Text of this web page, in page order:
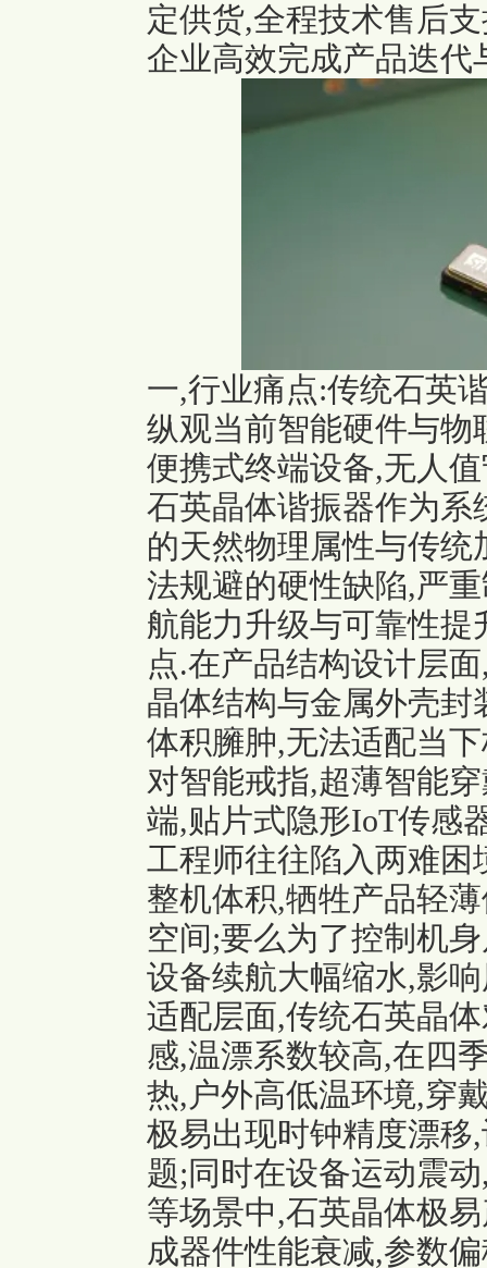
定供货,全程技术售后
企业高效完成产品迭代
一,行业痛点:传统石英
纵观当前智能硬件与
便携式终端设备,无人
石英晶体谐振器作为
的天然物理属性与传
法规避的硬性缺陷,严
航能力升级与可靠性
点.在产品结构设计层
晶体结构与金属外壳
体积臃肿,无法适配当
对智能戒指,超薄智能
端,贴片式隐形IoT传感
工程师往往陷入两难
整机体积,牺牲产品轻
空间;要么为了控制机
设备续航大幅缩水,影
适配层面,传统石英晶
感,温漂系数较高,在四
热,户外高低温环境,穿
极易出现时钟精度漂移
题;同时在设备运动震
等场景中,石英晶体极
成器件性能衰减,参数